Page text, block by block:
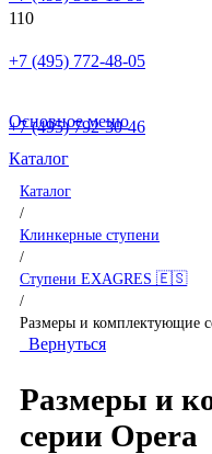
+7 (495) 772-48-05
+7 (495) 792-30-46
Основное меню
Каталог
Каталог
/
Клинкерные ступени
/
Ступени EXAGRES 🇪🇸
/
Размеры и комплектующие
Вернуться
Размеры и
серии Opera